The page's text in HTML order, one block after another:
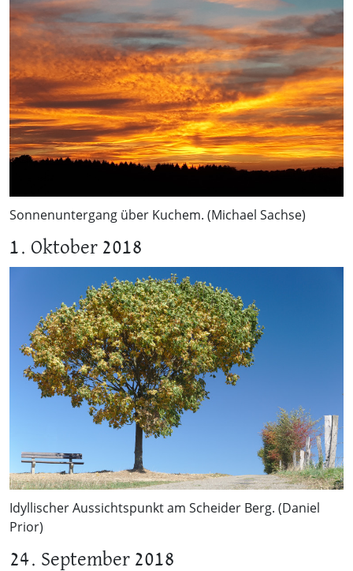
Sonnenuntergang über Kuchem. (Michael Sachse)
1. Oktober 2018
Idyllischer Aussichtspunkt am Scheider Berg. (Daniel
Prior)
24. September 2018